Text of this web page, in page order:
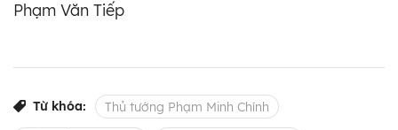
Phạm Văn Tiếp
Từ khóa: Thủ tướng Phạm Minh Chính